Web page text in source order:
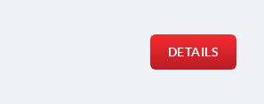
DETAILS